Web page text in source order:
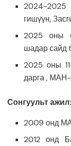
2024-2025
гишүүн,
2025 оны
шадар сайд
2025 оны
дарга ,
Сонгуульт ажил:
2009 онд
2012 онд